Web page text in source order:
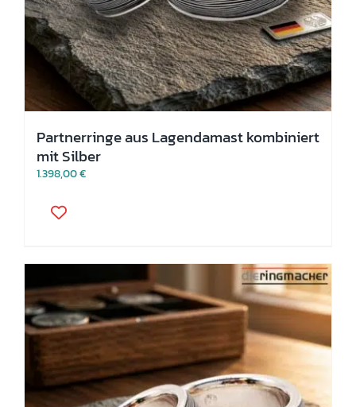
Partnerringe aus Lagendamast kombiniert
mit Silber
1.398,00€
Produkt
Die
Optionen
können
auf
der
Produktseite
gewählt
werden